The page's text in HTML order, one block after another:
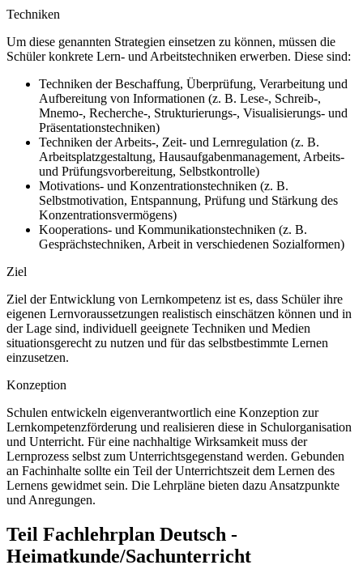
Techniken
Um diese genannten Strategien einsetzen zu können, müssen die
Schüler konkrete Lern- und Arbeitstechniken erwerben. Diese sind:
Techniken der Beschaffung, Überprüfung, Verarbeitung und
Aufbereitung von Informationen (z. B. Lese-, Schreib-,
Mnemo-, Recherche-, Strukturierungs-, Visualisierungs- und
Präsentationstechniken)
Techniken der Arbeits-, Zeit- und Lernregulation (z. B.
Arbeitsplatzgestaltung, Hausaufgabenmanagement, Arbeits-
und Prüfungsvorbereitung, Selbstkontrolle)
Motivations- und Konzentrationstechniken (z. B.
Selbstmotivation, Entspannung, Prüfung und Stärkung des
Konzentrationsvermögens)
Kooperations- und Kommunikationstechniken (z. B.
Gesprächstechniken, Arbeit in verschiedenen Sozialformen)
Ziel
Ziel der Entwicklung von Lernkompetenz ist es, dass Schüler ihre
eigenen Lernvoraussetzungen realistisch einschätzen können und in
der Lage sind, individuell geeignete Techniken und Medien
situationsgerecht zu nutzen und für das selbstbestimmte Lernen
einzusetzen.
Konzeption
Schulen entwickeln eigenverantwortlich eine Konzeption zur
Lernkompetenzförderung und realisieren diese in Schulorganisation
und Unterricht. Für eine nachhaltige Wirksamkeit muss der
Lernprozess selbst zum Unterrichtsgegenstand werden. Gebunden
an Fachinhalte sollte ein Teil der Unterrichtszeit dem Lernen des
Lernens gewidmet sein. Die Lehrpläne bieten dazu Ansatzpunkte
und Anregungen.
Teil Fachlehrplan Deutsch -
Heimatkunde/Sachunterricht